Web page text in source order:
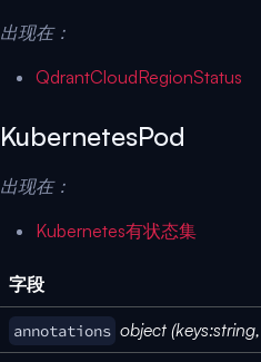
出现在：
QdrantCloudRegionStatus
KubernetesPod
出现在：
Kubernetes有状态集
字段
annotations object